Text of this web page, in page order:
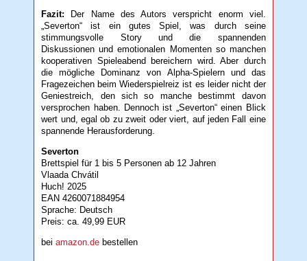
Fazit: Der Name des Autors verspricht enorm viel.
„Severton“ ist ein gutes Spiel, was durch seine
stimmungsvolle Story und die spannenden
Diskussionen und emotionalen Momenten so manchen
kooperativen Spieleabend bereichern wird. Aber durch
die mögliche Dominanz von Alpha-Spielern und das
Fragezeichen beim Wiederspielreiz ist es leider nicht der
Geniestreich, den sich so manche bestimmt davon
versprochen haben. Dennoch ist „Severton“ einen Blick
wert und, egal ob zu zweit oder viert, auf jeden Fall eine
spannende Herausforderung.
Severton
Brettspiel für 1 bis 5 Personen ab 12 Jahren
Vlaada Chvátil
Huch! 2025
EAN 4260071884954
Sprache: Deutsch
Preis: ca. 49,99 EUR
beiamazon.de bestellen